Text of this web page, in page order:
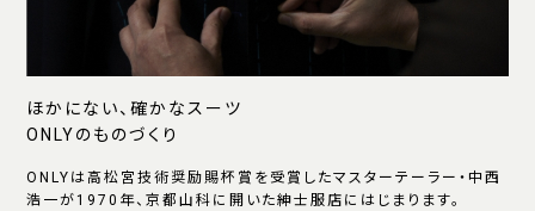
ほかにない、確かなスーツ
ONLYのものづくり
ONLYは高松宮技術奨励賜杯賞を受賞したマスターテーラー・中西
浩一が1970年、京都山科に開いた紳士服店にはじまります。